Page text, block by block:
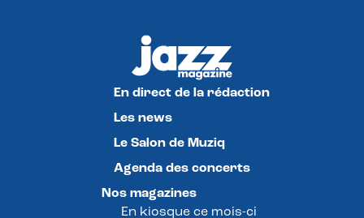
En direct de la rédaction
Les news
Le Salon de Muziq
Agenda des concerts
Nos magazines
En kiosque ce mois-ci